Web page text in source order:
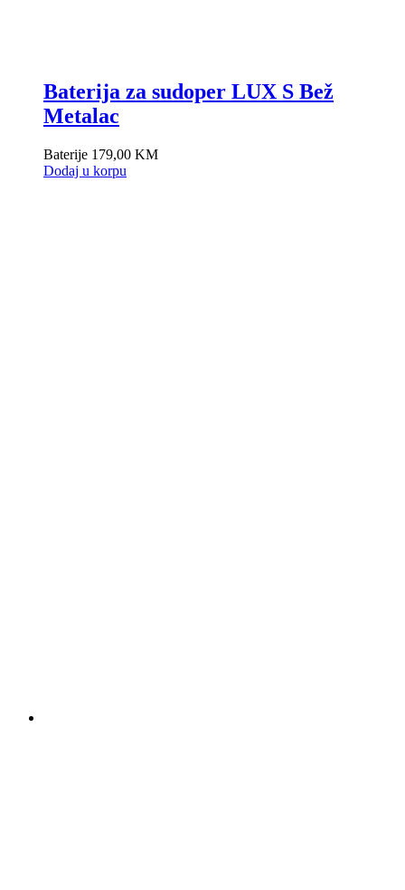
Baterija za sudoper LUX S Bež
Metalac
Baterije 179,00 KM
Dodaj u korpu